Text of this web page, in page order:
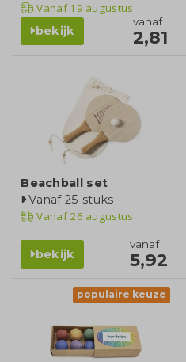
Vanaf19 augustus
bekijk
vanaf
2,81
Beachball set
Vanaf 25 stuks
Vanaf26 augustus
bekijk
vanaf
5,92
populaire keuze